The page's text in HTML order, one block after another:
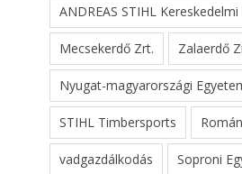
ANDREAS STIHL Kereskedelmi
Mecsekerdő Zrt. Zalaerdő
Nyugat-magyarországi
STIHL Timbersports
vadgazdálkodás Soproni